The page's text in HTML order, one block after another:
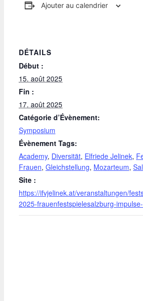
Ajouter au calendrier
DÉTAILS
Début :
15. août 2025
Fin :
17. août 2025
Catégorie d’Évènement:
Symposium
Évènement Tags:
Academy, Diversität, Elfriede Jelinek,
Frauen, Gleichstellung, Mozarteum,
Site :
https://ifvjelinek.at/veranstaltungen/
2025-frauenfestspielesalzburg-